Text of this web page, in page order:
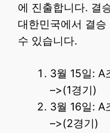
에 진출합니다. 결
대한민국에서 결
수 있습니다.
3월 15일: A
–>(1경기)
3월 16일: A
–>(2경기)